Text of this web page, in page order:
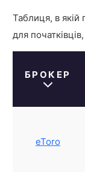
Таблиця, в
для
БРОКЕР
eToro